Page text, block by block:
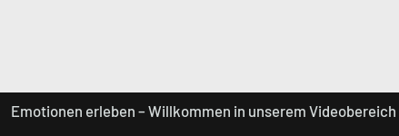
Emotionen erleben – Willkommen in unserem Videobereich